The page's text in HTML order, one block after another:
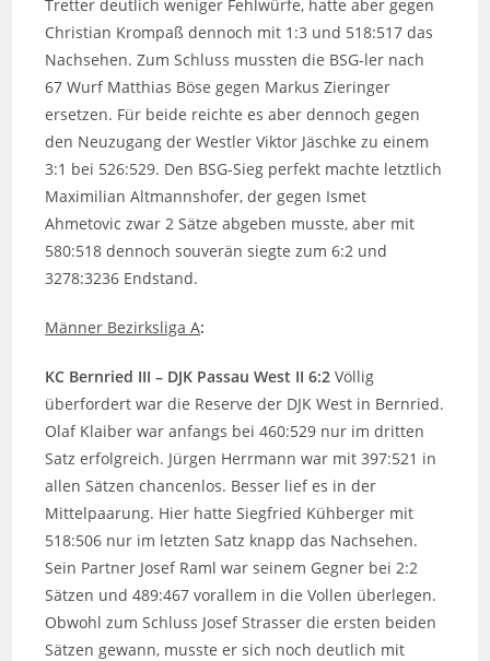
Tretter deutlich weniger Fehlwürfe, hatte aber gegen
Christian Krompaß dennoch mit 1:3 und 518:517 das
Nachsehen. Zum Schluss mussten die BSG-ler nach
67 Wurf Matthias Böse gegen Markus Zieringer
ersetzen. Für beide reichte es aber dennoch gegen
den Neuzugang der Westler Viktor Jäschke zu einem
3:1 bei 526:529. Den BSG-Sieg perfekt machte letztlich
Maximilian Altmannshofer, der gegen Ismet
Ahmetovic zwar 2 Sätze abgeben musste, aber mit
580:518 dennoch souverän siegte zum 6:2 und
3278:3236 Endstand.
Männer Bezirksliga A:
KC Bernried III – DJK Passau West II 6:2Völlig
überfordert war die Reserve der DJK West in Bernried.
Olaf Klaiber war anfangs bei 460:529 nur im dritten
Satz erfolgreich. Jürgen Herrmann war mit 397:521 in
allen Sätzen chancenlos. Besser lief es in der
Mittelpaarung. Hier hatte Siegfried Kühberger mit
518:506 nur im letzten Satz knapp das Nachsehen.
Sein Partner Josef Raml war seinem Gegner bei 2:2
Sätzen und 489:467 vorallem in die Vollen überlegen.
Obwohl zum Schluss Josef Strasser die ersten beiden
Sätzen gewann, musste er sich noch deutlich mit